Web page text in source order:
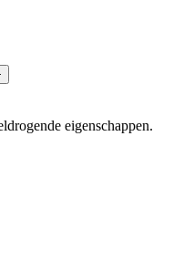
eigenschappen.